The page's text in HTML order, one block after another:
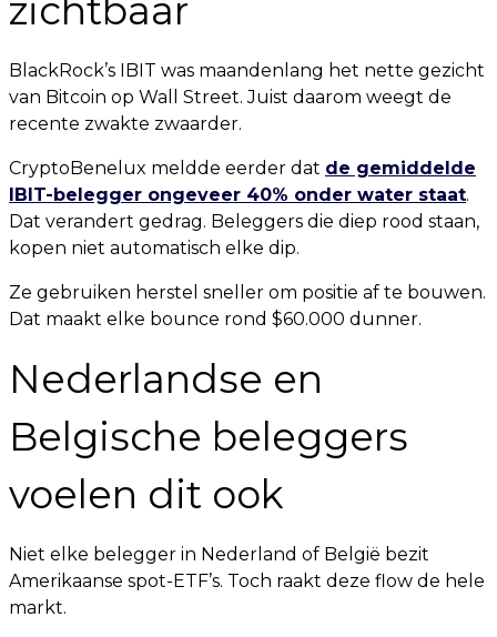
zichtbaar
BlackRock’s IBIT was maandenlang het nette gezicht
van Bitcoin op Wall Street. Juist daarom weegt de
recente zwakte zwaarder.
CryptoBenelux meldde eerder dat de gemiddelde
IBIT-belegger ongeveer 40% onder water staat.
Dat verandert gedrag. Beleggers die diep rood staan,
kopen niet automatisch elke dip.
Ze gebruiken herstel sneller om positie af te bouwen.
Dat maakt elke bounce rond $60.000 dunner.
Nederlandse en
Belgische beleggers
voelen dit ook
Niet elke belegger in Nederland of België bezit
Amerikaanse spot-ETF’s. Toch raakt deze flow de hele
markt.